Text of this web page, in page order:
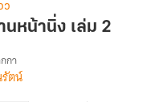
ว
นหน้านิ่ง เล่ม 2
กา
ตน์